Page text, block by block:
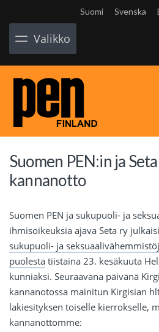
Suomi Svenska
Valikko
Suomen PEN:in ja
kannanotto
Suomen PEN ja sukupuoli- ja
ihmisoikeuksia ajava Seta ry
sukupuoli- ja
puolesta tiistaina 23. kesäkuuta
kunniaksi. Seuraavana päivänä
kannanotossa mainitun Kirgisian
lakiesityksen toiselle kierrokselle,
kannanottomme: